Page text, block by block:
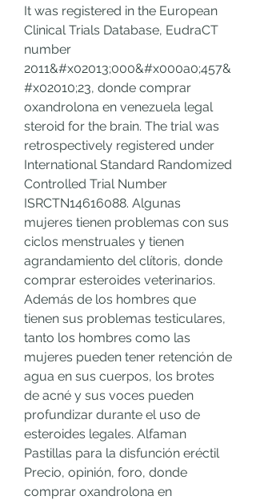
It was registered in the European
Clinical Trials Database, EudraCT
number
2011&#x02013;000&#x000a0;457&
#x02010;23, donde comprar
oxandrolona en venezuela legal
steroid for the brain. The trial was
retrospectively registered under
International Standard Randomized
Controlled Trial Number
ISRCTN14616088. Algunas
mujeres tienen problemas con sus
ciclos menstruales y tienen
agrandamiento del clítoris, donde
comprar esteroides veterinarios.
Además de los hombres que
tienen sus problemas testiculares,
tanto los hombres como las
mujeres pueden tener retención de
agua en sus cuerpos, los brotes
de acné y sus voces pueden
profundizar durante el uso de
esteroides legales. Alfaman
Pastillas para la disfunción eréctil
Precio, opinión, foro, donde
comprar oxandrolona en